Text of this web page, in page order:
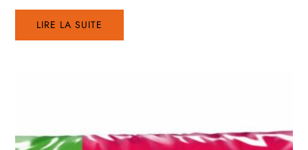
LIRE LA SUITE